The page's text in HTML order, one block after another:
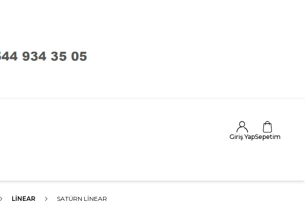
Giriş YapSepetim
LİNEAR SATÜRN LINEAR